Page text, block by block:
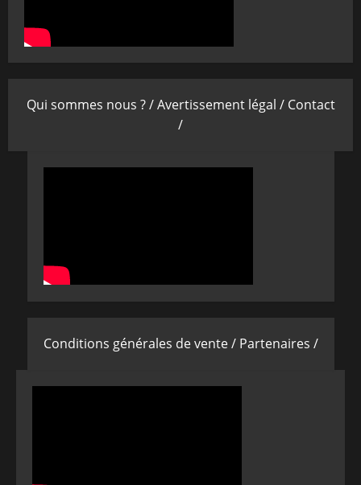
Qui sommes nous ? /Avertissement légal / Contact
/
Conditions générales de vente / Partenaires /